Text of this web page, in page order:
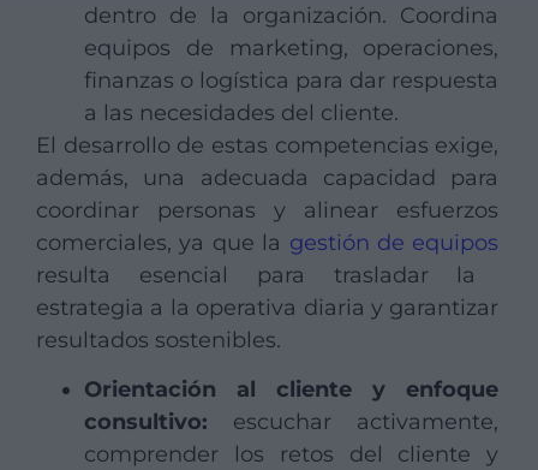
dentro de la organización. Coordina
equipos de marketing, operaciones,
finanzas o logística para dar respuesta
a las necesidades del cliente.
El desarrollo de estas competencias exige,
además, una adecuada capacidad para
coordinar personas y alinear esfuerzos
comerciales, ya que la gestión de equipos
resulta esencial para trasladar la
estrategia a la operativa diaria y garantizar
resultados sostenibles.
Orientación al cliente y enfoque
consultivo: escuchar activamente,
comprender los retos del cliente y